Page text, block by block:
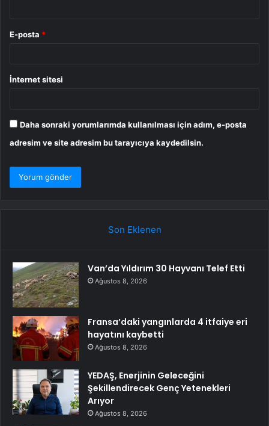
E-posta *
İnternet sitesi
Daha sonraki yorumlarımda kullanılması için adım, e-posta
adresim ve site adresim bu tarayıcıya kaydedilsin.
Son Eklenen
Van’da Yıldırım 30 Hayvanı Telef Etti
Ağustos 8, 2026
Fransa’daki yangınlarda 4 itfaiye eri
hayatını kaybetti
Ağustos 8, 2026
YEDAŞ, Enerjinin Geleceğini
Şekillendirecek Genç Yetenekleri
Arıyor
Ağustos 8, 2026